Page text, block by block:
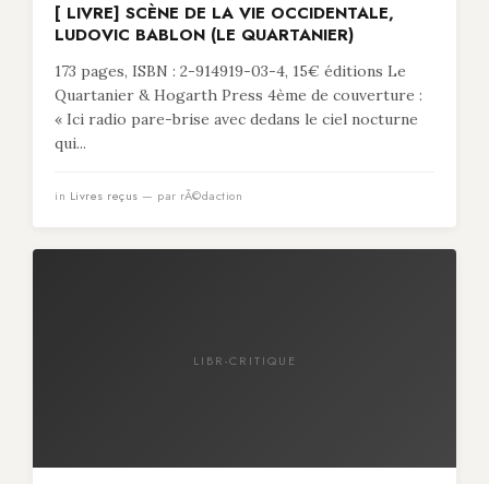
[ LIVRE] SCÈNE DE LA VIE OCCIDENTALE,
LUDOVIC BABLON (LE QUARTANIER)
173 pages, ISBN : 2-914919-03-4, 15€ éditions Le
Quartanier & Hogarth Press 4ème de couverture :
« Ici radio pare-brise avec dedans le ciel nocturne
qui...
in Livres reçus — par rÃ©daction
LIBR-CRITIQUE